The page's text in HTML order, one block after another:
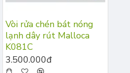
Vòi rửa chén bát nóng
lạnh dây rút Malloca
K081C
3.500.000đ